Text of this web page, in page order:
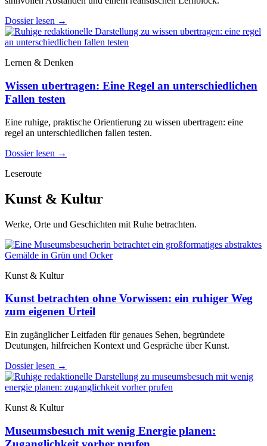
Dossier lesen →
Lernen & Denken
Wissen ubertragen: Eine Regel an unterschiedlichen
Fallen testen
Eine ruhige, praktische Orientierung zu wissen ubertragen: eine
regel an unterschiedlichen fallen testen.
Dossier lesen →
Leseroute
Kunst & Kultur
Werke, Orte und Geschichten mit Ruhe betrachten.
Kunst & Kultur
Kunst betrachten ohne Vorwissen: ein ruhiger Weg
zum eigenen Urteil
Ein zugänglicher Leitfaden für genaues Sehen, begründete
Deutungen, hilfreichen Kontext und Gespräche über Kunst.
Dossier lesen →
Kunst & Kultur
Museumsbesuch mit wenig Energie planen: